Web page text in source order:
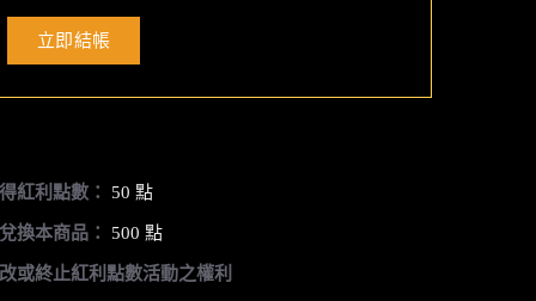
立即結帳
紅利點數： 50 點
換本商品： 500 點
或終止紅利點數活動之權利